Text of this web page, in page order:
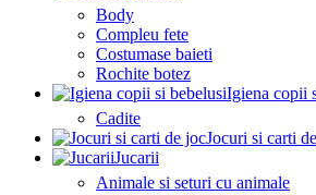
Body
Compleu fete
Costumase baieti
Rochite botez
Igiena copii
Cadite
Jocuri si carti
Jucarii
Animale si seturi cu animale